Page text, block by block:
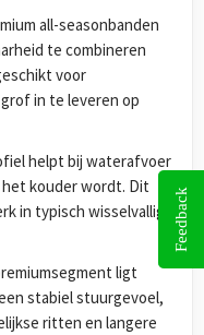
all-seasonbanden
te combineren
voor
in te leveren op
helpt bij waterafvoer
kouder wordt. Dit
in typisch wisselvallig
ligt
stabiel stuurgevoel,
ritten en langere
Feedback